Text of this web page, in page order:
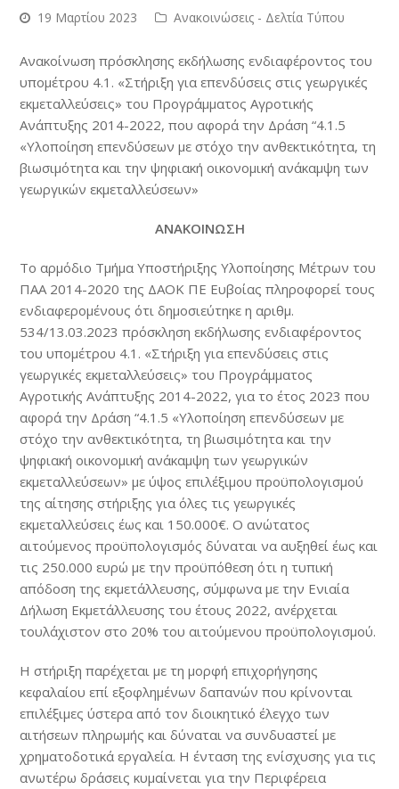
19 Μαρτίου 2023 Ανακοινώσεις - Δελτία Τύπου
Ανακοίνωση πρόσκλησης εκδήλωσης ενδιαφέροντος του
υπομέτρου 4.1. «Στήριξη για επενδύσεις στις γεωργικές
εκμεταλλεύσεις» του Προγράμματος Αγροτικής
Ανάπτυξης 2014-2022, που αφορά την Δράση “4.1.5
«Υλοποίηση επενδύσεων με στόχο την ανθεκτικότητα, τη
βιωσιμότητα και την ψηφιακή οικονομική ανάκαμψη των
γεωργικών εκμεταλλεύσεων»
ΑΝΑΚΟΙΝΩΣΗ
Το αρμόδιο Τμήμα Υποστήριξης Υλοποίησης Μέτρων του
ΠΑΑ 2014-2020 της ΔΑΟΚ ΠΕ Ευβοίας πληροφορεί τους
ενδιαφερομένους ότι δημοσιεύτηκε η αριθμ.
534/13.03.2023 πρόσκληση εκδήλωσης ενδιαφέροντος
του υπομέτρου 4.1. «Στήριξη για επενδύσεις στις
γεωργικές εκμεταλλεύσεις» του Προγράμματος
Αγροτικής Ανάπτυξης 2014-2022, για το έτος 2023 που
αφορά την Δράση “4.1.5 «Υλοποίηση επενδύσεων με
στόχο την ανθεκτικότητα, τη βιωσιμότητα και την
ψηφιακή οικονομική ανάκαμψη των γεωργικών
εκμεταλλεύσεων» με ύψος επιλέξιμου προϋπολογισμού
της αίτησης στήριξης για όλες τις γεωργικές
εκμεταλλεύσεις έως και 150.000€. Ο ανώτατος
αιτούμενος προϋπολογισμός δύναται να αυξηθεί έως και
τις 250.000 ευρώ με την προϋπόθεση ότι η τυπική
απόδοση της εκμετάλλευσης, σύμφωνα με την Ενιαία
Δήλωση Εκμετάλλευσης του έτους 2022, ανέρχεται
τουλάχιστον στο 20% του αιτούμενου προϋπολογισμού.
Η στήριξη παρέχεται με τη μορφή επιχορήγησης
κεφαλαίου επί εξοφλημένων δαπανών που κρίνονται
επιλέξιμες ύστερα από τον διοικητικό έλεγχο των
αιτήσεων πληρωμής και δύναται να συνδυαστεί με
χρηματοδοτικά εργαλεία. Η ένταση της ενίσχυσης για τις
ανωτέρω δράσεις κυμαίνεται για την Περιφέρεια